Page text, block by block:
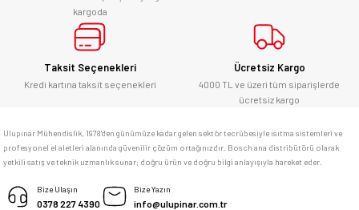
E... Ü... | 10/06/2026
Bosch marka alet alacaksam kesinlikle
adresim Ulupınar.com.tr
memnun kaldım
kargoda
Taksit Seçenekleri
Kredi kartına taksit seçenekleri
Ücretsiz Kargo
4000 TL ve üzeri tüm siparişlerde
ücretsiz kargo
Ulupınar Mühendislik, 1978'den günümüze kadar gelen sektör tecrübesiyle ısıtma sistemleri ve
profesyonel el aletleri alanında güvenilir çözüm ortağınızdır. Bosch ana distribütörü olarak
yetkili satış ve teknik uzmanlık sunar; doğru ürün ve doğru bilgi anlayışıyla hareket eder.
Bize Ulaşın
0378 227 4390
Bize Yazın
info@ulupinar.com.tr